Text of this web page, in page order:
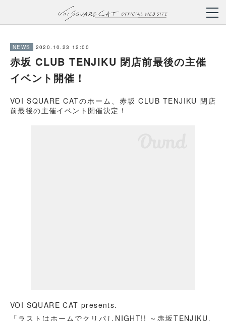
NEWS 2020.10.23 12:00
赤坂 CLUB TENJIKU 閉店前最後の主催
イベント開催！
VOI SQUARE CATのホーム、赤坂 CLUB TENJIKU 閉店
前最後の主催イベント開催決定！
VOI SQUARE CAT presents.
「ラストはホームでクリパしNIGHT!! ～赤坂TENJIKU、